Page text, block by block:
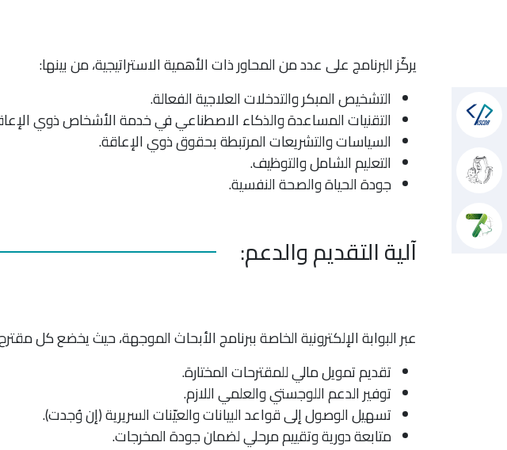
يركّز البرنامج على عدد من المحاور ذات الأهمية الاستراتيجية، من بينها:
التشخيص المبكر والتدخلات العلاجية الفعالة.
التقنيات المساعدة والذكاء الاصطناعي في خدمة الأشخاص ذوي
السياسات والتشريعات المرتبطة بحقوق ذوي الإعاقة.
التعليم الشامل والتوظيف.
جودة الحياة والصحة النفسية.
آلية التقديم والدعم:
عبر البوابة الإلكترونية الخاصة ببرنامج الأبحاث الموجهة، حيث يخضع
تقديم تمويل مالي للمقترحات المختارة.
توفير الدعم اللوجستي والعلمي اللازم.
تسهيل الوصول إلى قواعد البيانات والعيّنات السريرية (إن وُجدت).
متابعة دورية وتقييم مرحلي لضمان جودة المخرجات.